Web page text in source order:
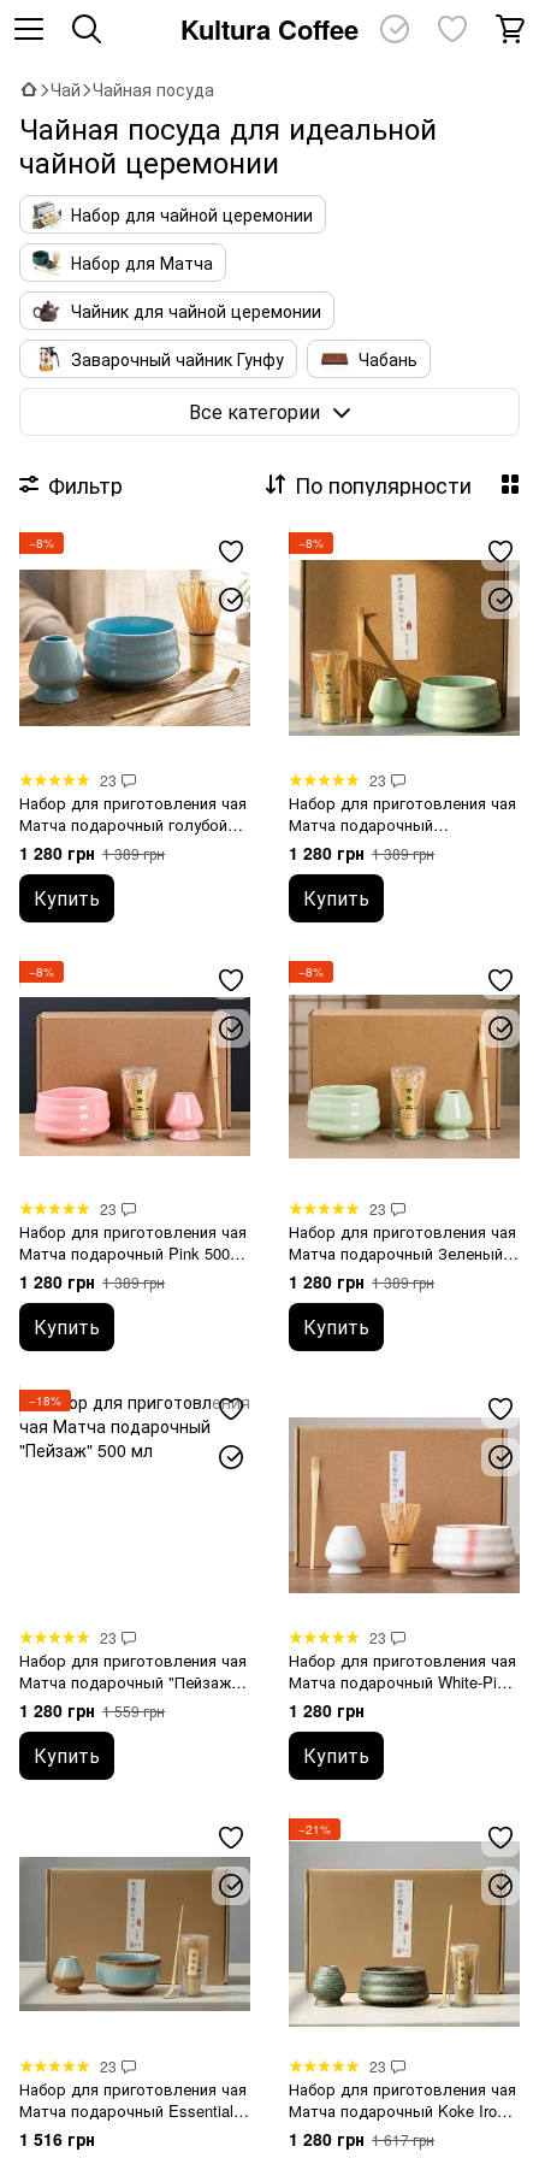
Kultura Coffee
Чай Чайная посуда
Чайная посуда для идеальной
чайной церемонии
Набор для чайной церемонии
Набор для Матча
Чайник для чайной церемонии
Заварочный чайник Гунфу
Чабань
Гайвань Чахай
Аромапалочки и благовония
Все категории
Фильтр По популярности
−8%
23
Набор для приготовления чая
Матча подарочный голубой
глянцевый 500 мл
1 280 грн 1 389 грн
Купить
−8%
23
Набор для приготовления чая
Матча подарочный
салатовый глянцевый 500 мл
1 280 грн 1 389 грн
Купить
−8%
23
Набор для приготовления чая
Матча подарочный Pink 500
мл
1 280 грн 1 389 грн
Купить
−8%
23
Набор для приготовления чая
Матча подарочный Зеленый
глянцевый 500 мл
1 280 грн 1 389 грн
Купить
−18%
23
Набор для приготовления чая
Матча подарочный "Пейзаж"
500 мл
1 280 грн 1 559 грн
Купить
23
Набор для приготовления чая
Матча подарочный White-Pink
500 мл
1 280 грн
Купить
23
Набор для приготовления чая
Матча подарочный Essentials
Set 500 мл
1 516 грн
−21%
23
Набор для приготовления чая
Матча подарочный Koke Iro
500 мл
1 280 грн 1 617 грн